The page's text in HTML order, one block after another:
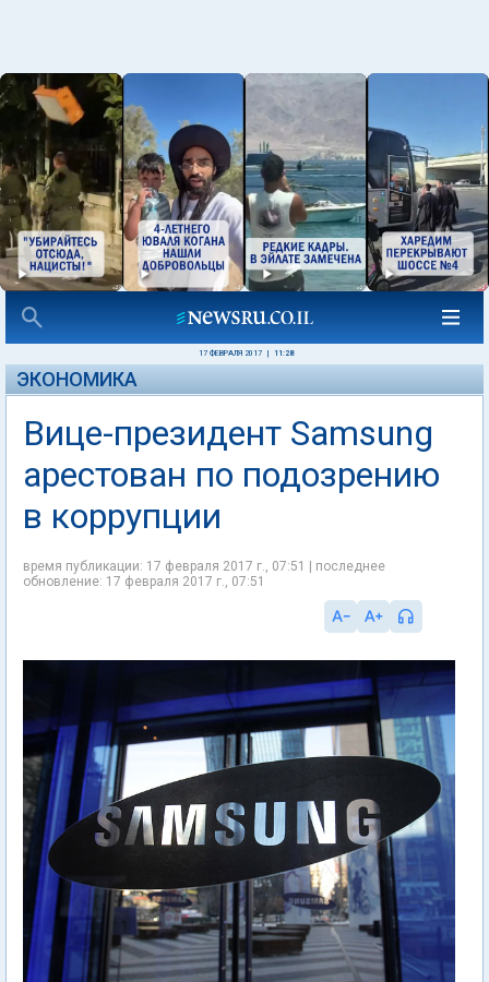
17 ФЕВРАЛЯ 2017 11:28
ЭКОНОМИКА
Вице-президент Samsung
арестован по подозрению
в коррупции
время публикации: 17 февраля 2017 г., 07:51 | последнее
обновление: 17 февраля 2017 г., 07:51